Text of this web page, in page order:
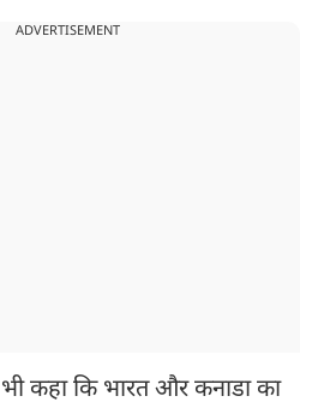
ADVERTISEMENT
भी कहा कि भारत और कनाडा का